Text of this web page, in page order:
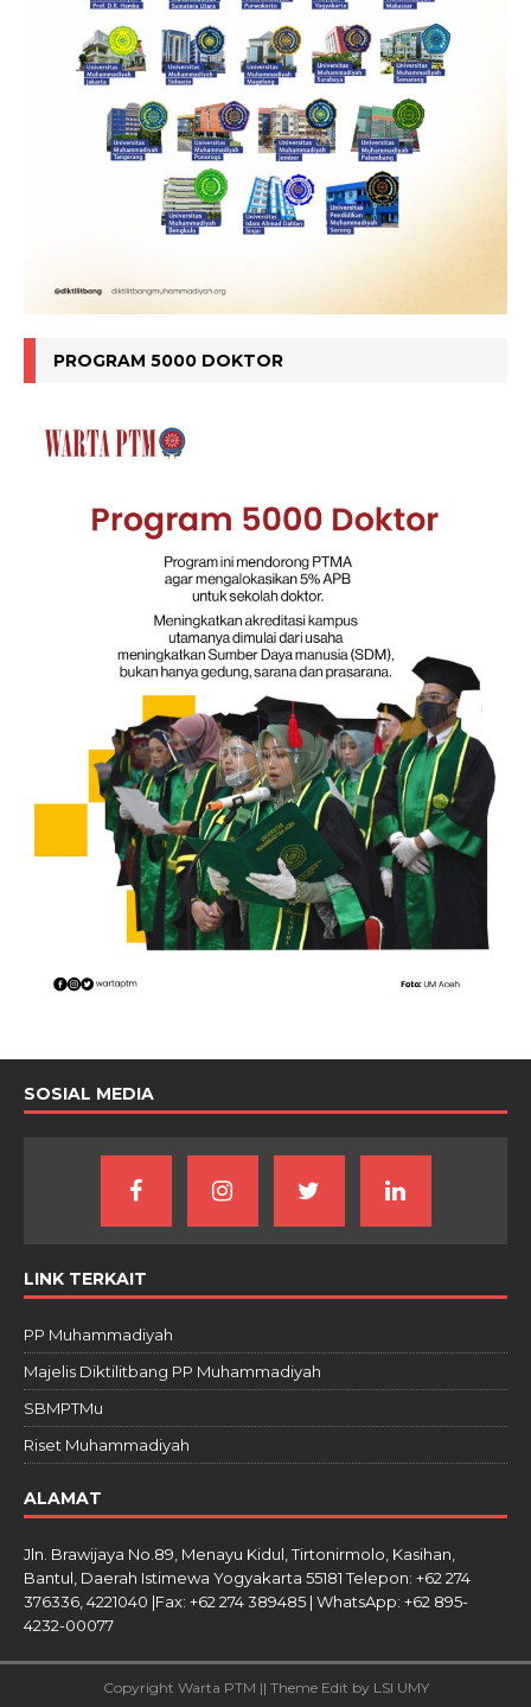
PROGRAM 5000 DOKTOR
SOSIAL MEDIA
LINK TERKAIT
PP Muhammadiyah
Majelis Diktilitbang PP Muhammadiyah
SBMPTMu
Riset Muhammadiyah
ALAMAT
Jln. Brawijaya No.89, Menayu Kidul, Tirtonirmolo, Kasihan,
Bantul, Daerah Istimewa Yogyakarta 55181 Telepon: +62 274
376336, 4221040 |Fax: +62 274 389485 | WhatsApp: +62 895-
4232-00077
Copyright Warta PTM || Theme Edit by LSI UMY